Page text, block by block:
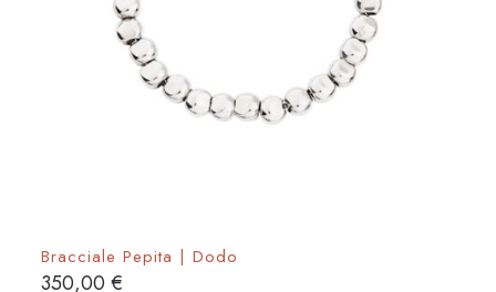
Bracciale Pepita | Dodo
350,00€